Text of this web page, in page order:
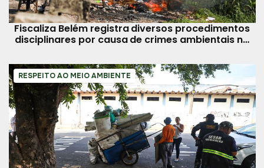
Fiscaliza Belém registra diversos procedimentos
disciplinares por causa de crimes ambientais na
RESPEITO AO MEIO AMBIENTE